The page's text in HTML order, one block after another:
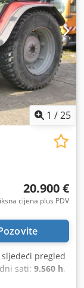
1 /25
20.900 €
cijena plus PDV
sljedeći pregled
sati: 9.560 h,
točkove